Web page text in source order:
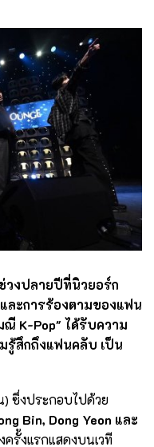
วงปลายปีที่นิวยอร์ก
ละการร้องตามของแฟน
K-Pop" ได้รับความ
รู้สึกถึงแฟนคลับ เป็น
) ซึ่งประกอบไปด้วย
Bin, Dong Yeon และ
ครั้งแรกแสดงบนเวที